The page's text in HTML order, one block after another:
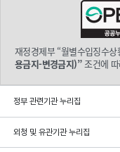
재정경제부 “월별수입징수
용금지-변경금지)”조건에
정부 관련기관 누리집
외청 및 유관기관 누리집